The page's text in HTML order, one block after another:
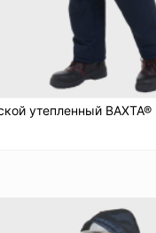
утепленный ВАХТА®